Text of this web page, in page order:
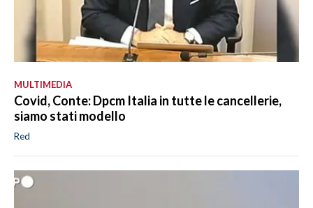
MULTIMEDIA
Covid, Conte: Dpcm Italia in tutte le cancellerie,
siamo stati modello
Red